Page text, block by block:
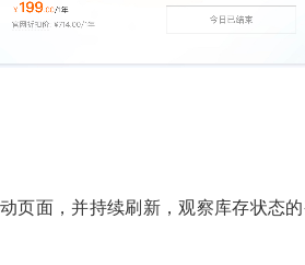
页面，并持续刷新，观察库存状态